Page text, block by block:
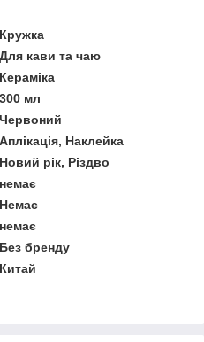
Кружка
Для кави та чаю
Кераміка
300 мл
Червоний
Аплікація, Наклейка
Новий рік, Різдво
немає
Немає
немає
Без бренду
Китай